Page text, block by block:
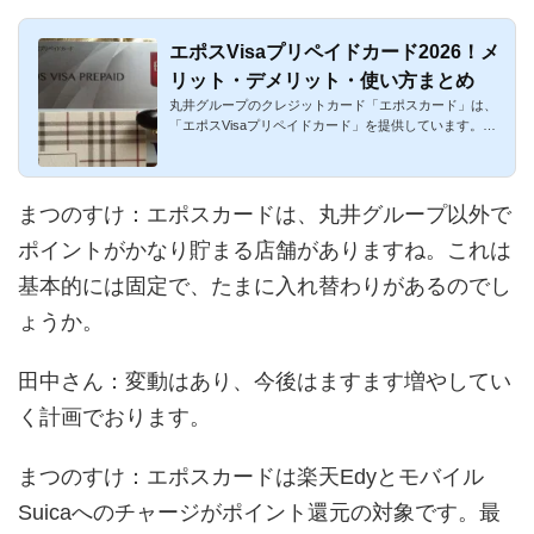
エポスVisaプリペイドカード2026！メ
リット・デメリット・使い方まとめ
丸井グループのクレジットカード「エポスカード」は、
「エポスVisaプリペイドカード」を提供しています。国
まつのすけ ：エポスカードは、丸井グループ以外で
ポイントがかなり貯まる店舗がありますね。これは
基本的には固定で、たまに入れ替わりがあるのでし
ょうか。
田中さん ：変動はあり、今後はますます増やしてい
く計画でおります。
まつのすけ ：エポスカードは楽天Edyとモバイル
Suicaへのチャージがポイント還元の対象です。最